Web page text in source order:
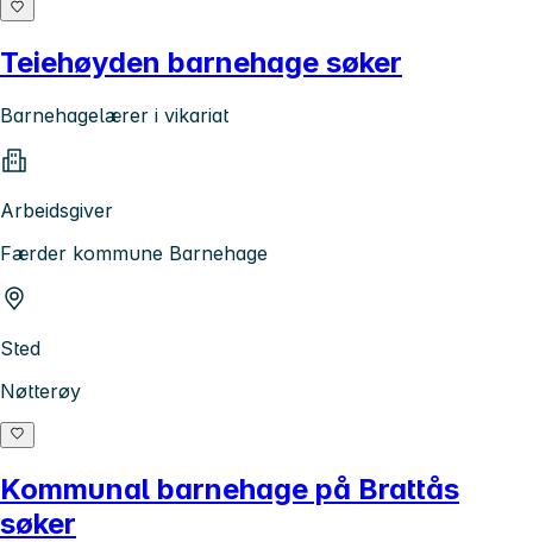
Teiehøyden barnehage søker
Barnehagelærer i vikariat
Arbeidsgiver
Færder kommune Barnehage
Sted
Nøtterøy
Kommunal barnehage på Brattås
søker